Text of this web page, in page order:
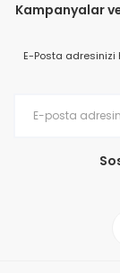
Kampanyalar
E-Posta